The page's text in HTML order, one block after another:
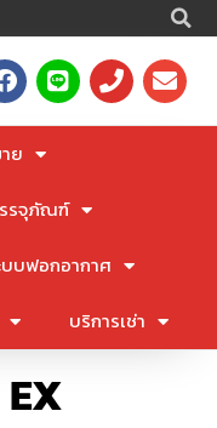
F
a
c
e
b
o
L
i
n
P
h
o
E
n
v
ย
รจุภัณฑ์
บบฟอกอากาศ
บริการเช่า